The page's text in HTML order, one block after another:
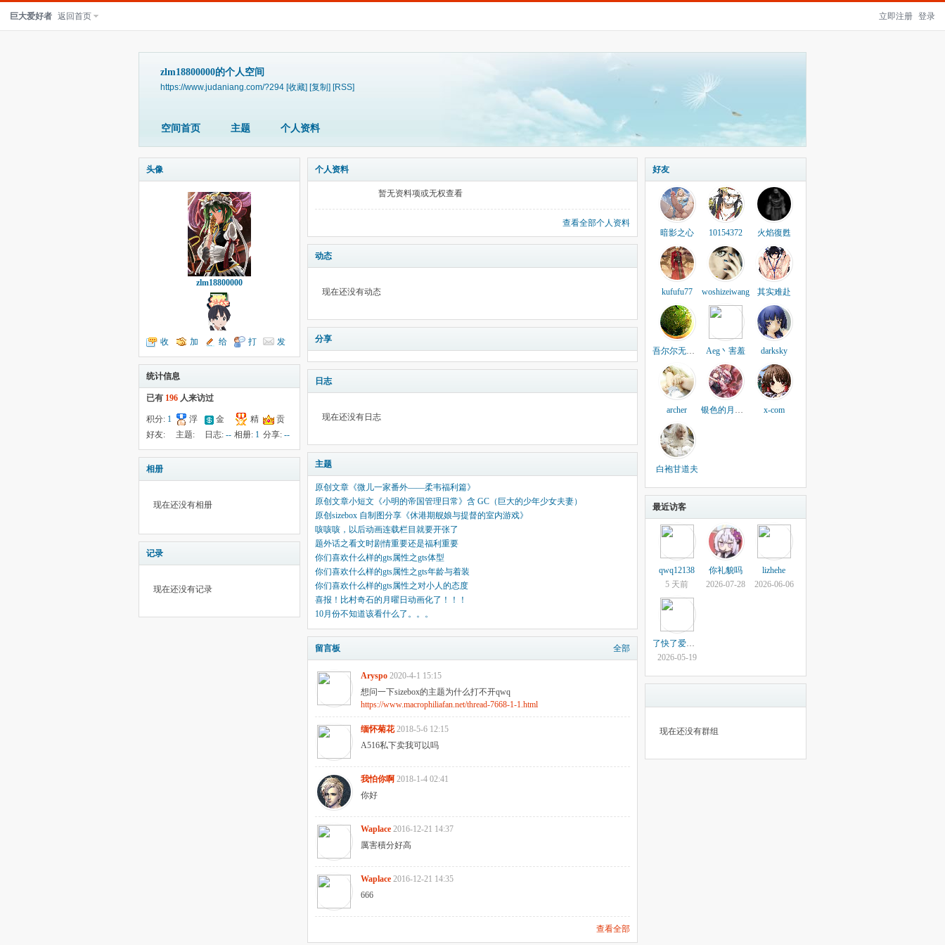
立即注册 登录
巨大爱好者 返回首页
zlm18800000的个人空间
https://www.judaniang.com/?294 [收藏] [复制] [RSS]
空间首页 主题 个人资料
头像
zlm18800000
收
听TA
加
为好友
给
我留言
打
个招呼
发
送消息
统计信息
已有 196 人来访过
积分: 1
浮
云:--
金
钱:8
精
华:--
贡
献:--
好友:
13
主题:
37
日志:-- 相册: 1 分享:--
相册
现在还没有相册
记录
现在还没有记录
个人资料
暂无资料项或无权查看
查看全部个人资料
动态
现在还没有动态
分享
日志
现在还没有日志
主题
原创文章《微儿一家番外——柔韦福利篇》
原创文章小短文《小明的帝国管理日常》含 GC（巨大的少年少女夫妻）
原创sizebox 自制图分享《休港期舰娘与提督的室内游戏》
咳咳咳，以后动画连载栏目就要开张了
题外话之看文时剧情重要还是福利重要
你们喜欢什么样的gts属性之gts体型
你们喜欢什么样的gts属性之gts年龄与着装
你们喜欢什么样的gts属性之对小人的态度
喜报！比村奇石的月曜日动画化了！！！
10月份不知道该看什么了。。。
留言板 全部
Aryspo 2020-4-1 15:15
想问一下sizebox的主题为什么打不开qwq
https://www.macrophiliafan.net/thread-7668-1-1.html
缅怀菊花 2018-5-6 12:15
A516私下卖我可以吗
我怕你啊 2018-1-4 02:41
你好
Waplace 2016-12-21 14:37
厲害積分好高
Waplace 2016-12-21 14:35
666
查看全部
好友
暗影之心 10154372 火焰復甦
kufufu77 woshizeiwang 其实难赴
吾尔尔无意流式事 Aeg丶害羞 darksky
archer 银色的月时计 x-com
白袍甘道夫
最近访客
qwq12138
5 天前
你礼貌吗
2026-07-28
lizhehe
2026-06-06
了快了爱咯啊
2026-05-19
现在还没有群组